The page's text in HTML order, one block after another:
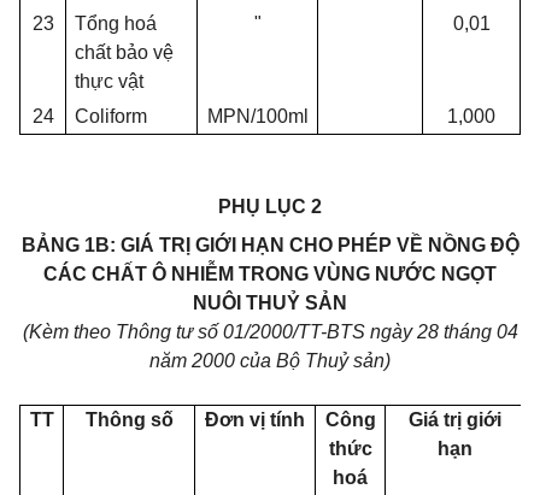
23
Tổng hoá
chất bảo vệ
thực vật
" 0,01
24 Coliform MPN/100ml 1,000
PHỤ LỤC 2
BẢNG 1B: GIÁ TRỊ GIỚI HẠN CHO PHÉP VỀ NỒNG ĐỘ
CÁC CHẤT Ô NHIỄM TRONG VÙNG NƯỚC NGỌT
NUÔI THUỶ SẢN
(Kèm theo Thông tư số 01/2000/TT-BTS ngày 28 tháng 04
năm 2000 của Bộ Thuỷ sản)
TT Thông số Đơn vị tính
Công
thức
hoá
Giá trị giới
hạn